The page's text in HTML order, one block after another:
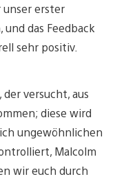
erster
das Feedback
sehr positiv.
versucht, aus
diese wird
ungewöhnlichen
Malcolm
wir euch durch